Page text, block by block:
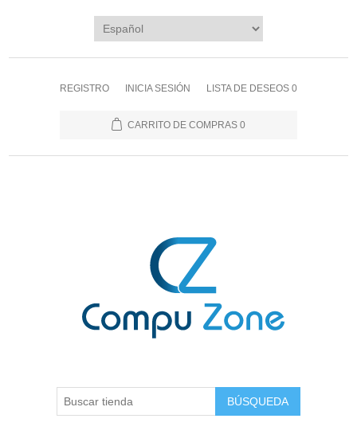
REGISTRO INICIA SESIÓN LISTA DE DESEOS 0
CARRITO DE COMPRAS 0
BÚSQUEDA